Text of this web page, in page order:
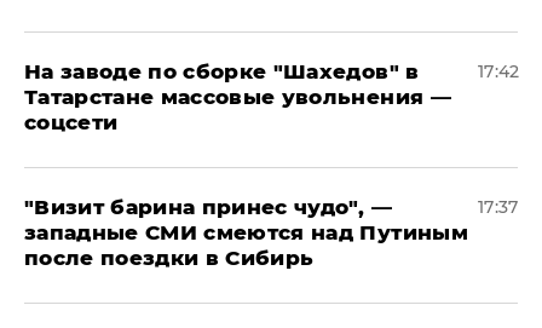
На заводе по сборке "Шахедов" в
Татарстане массовые увольнения —
соцсети
17:42
"Визит барина принес чудо", —
западные СМИ смеются над Путиным
после поездки в Сибирь
17:37